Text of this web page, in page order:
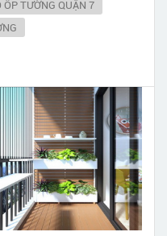
ỐP TƯỜNG QUẬN 7